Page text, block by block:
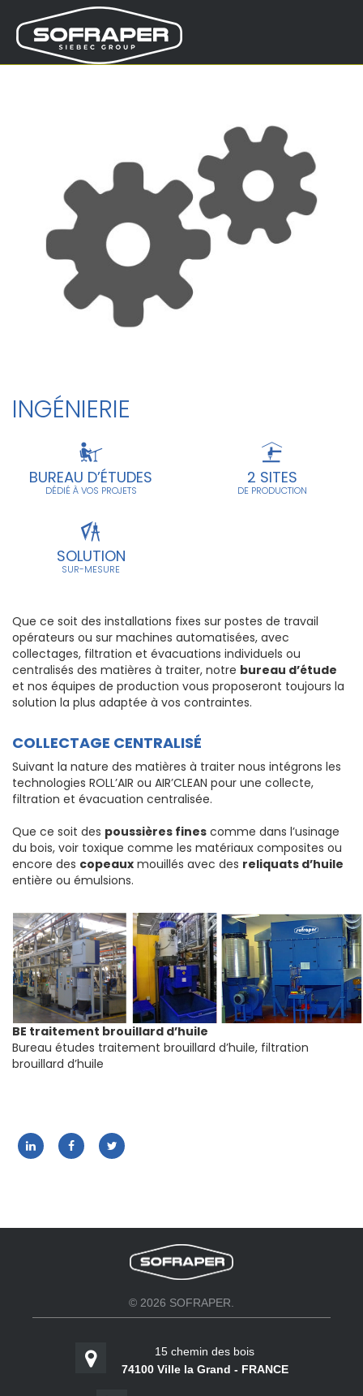
INGÉNIERIE
BUREAU D’ÉTUDES
DÉDIÉ À VOS PROJETS
2 SITES
DE PRODUCTION
SOLUTION
SUR-MESURE
Que ce soit des installations fixes sur postes de travail
opérateurs ou sur machines automatisées, avec
collectages, filtration et évacuations individuels ou
centralisés des matières à traiter, notre bureau d’étude
et nos équipes de production vous proposeront toujours la
solution la plus adaptée à vos contraintes.
COLLECTAGE CENTRALISÉ
Suivant la nature des matières à traiter nous intégrons les
technologies ROLL’AIR ou AIR’CLEAN pour une collecte,
filtration et évacuation centralisée.
Que ce soit des poussières fines comme dans l’usinage
du bois, voir toxique comme les matériaux composites ou
encore des copeaux mouillés avec des reliquats d’huile
entière ou émulsions.
BE traitement brouillard d’huile
Bureau études traitement brouillard d’huile, filtration
brouillard d’huile
© 2026 SOFRAPER.
15 chemin des bois
74100 Ville la Grand - FRANCE